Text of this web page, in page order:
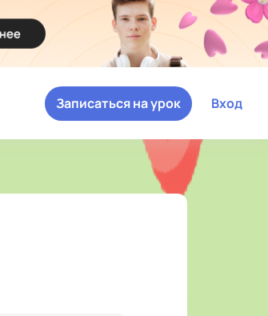
Вход
Записаться на урок